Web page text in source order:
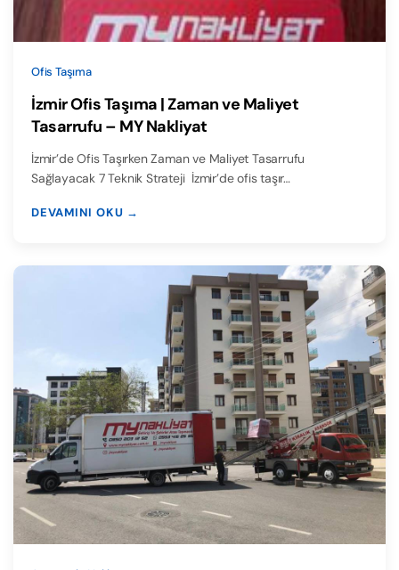
Ofis Taşıma
İzmir Ofis Taşıma | Zaman ve Maliyet
Tasarrufu – MY Nakliyat
İzmir’de Ofis Taşırken Zaman ve Maliyet Tasarrufu
Sağlayacak 7 Teknik Strateji İzmir’de ofis taşır…
DEVAMINI OKU →